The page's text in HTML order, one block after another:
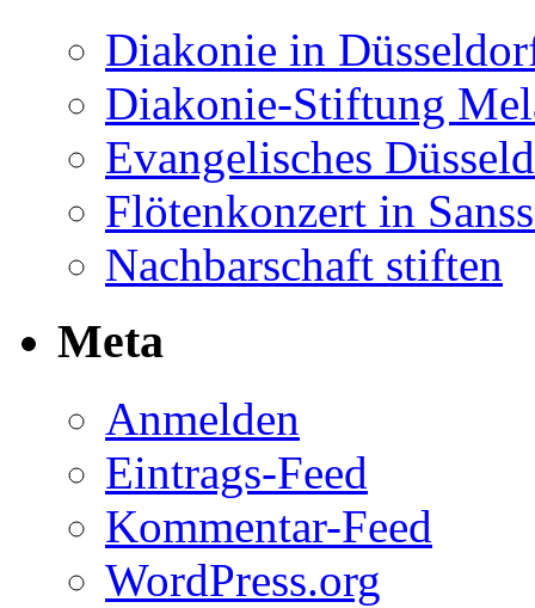
Diakonie in
Diakonie-Stiftung
Evangelisches
Flötenkonzert in
Nachbarschaft stiften
Meta
Anmelden
Eintrags-Feed
Kommentar-Feed
WordPress.org